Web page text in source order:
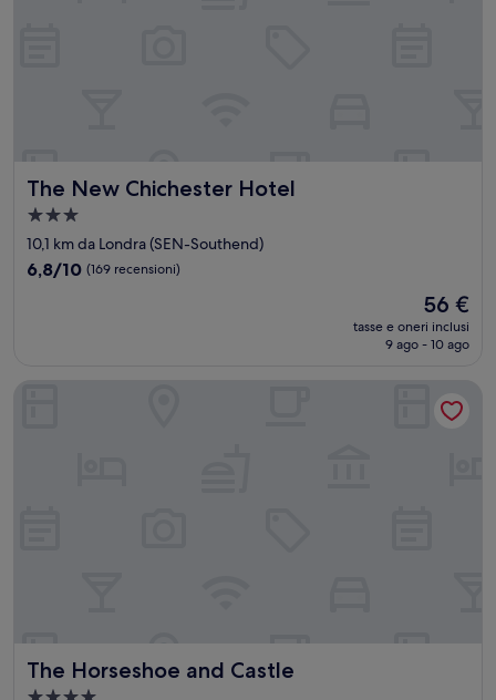
The New Chichester Hotel
The New Chichester Hotel
Struttura
a
3.0
stelle
10,1 km da Londra (SEN-Southend)
6.8
6,8/10 (169 recensioni)
Il
prezzo
attuale
56 €
tasse e oneri inclusi
9 ago - 10 ago
The Horseshoe and Castle
The Horseshoe and Castle
The Horseshoe and Castle